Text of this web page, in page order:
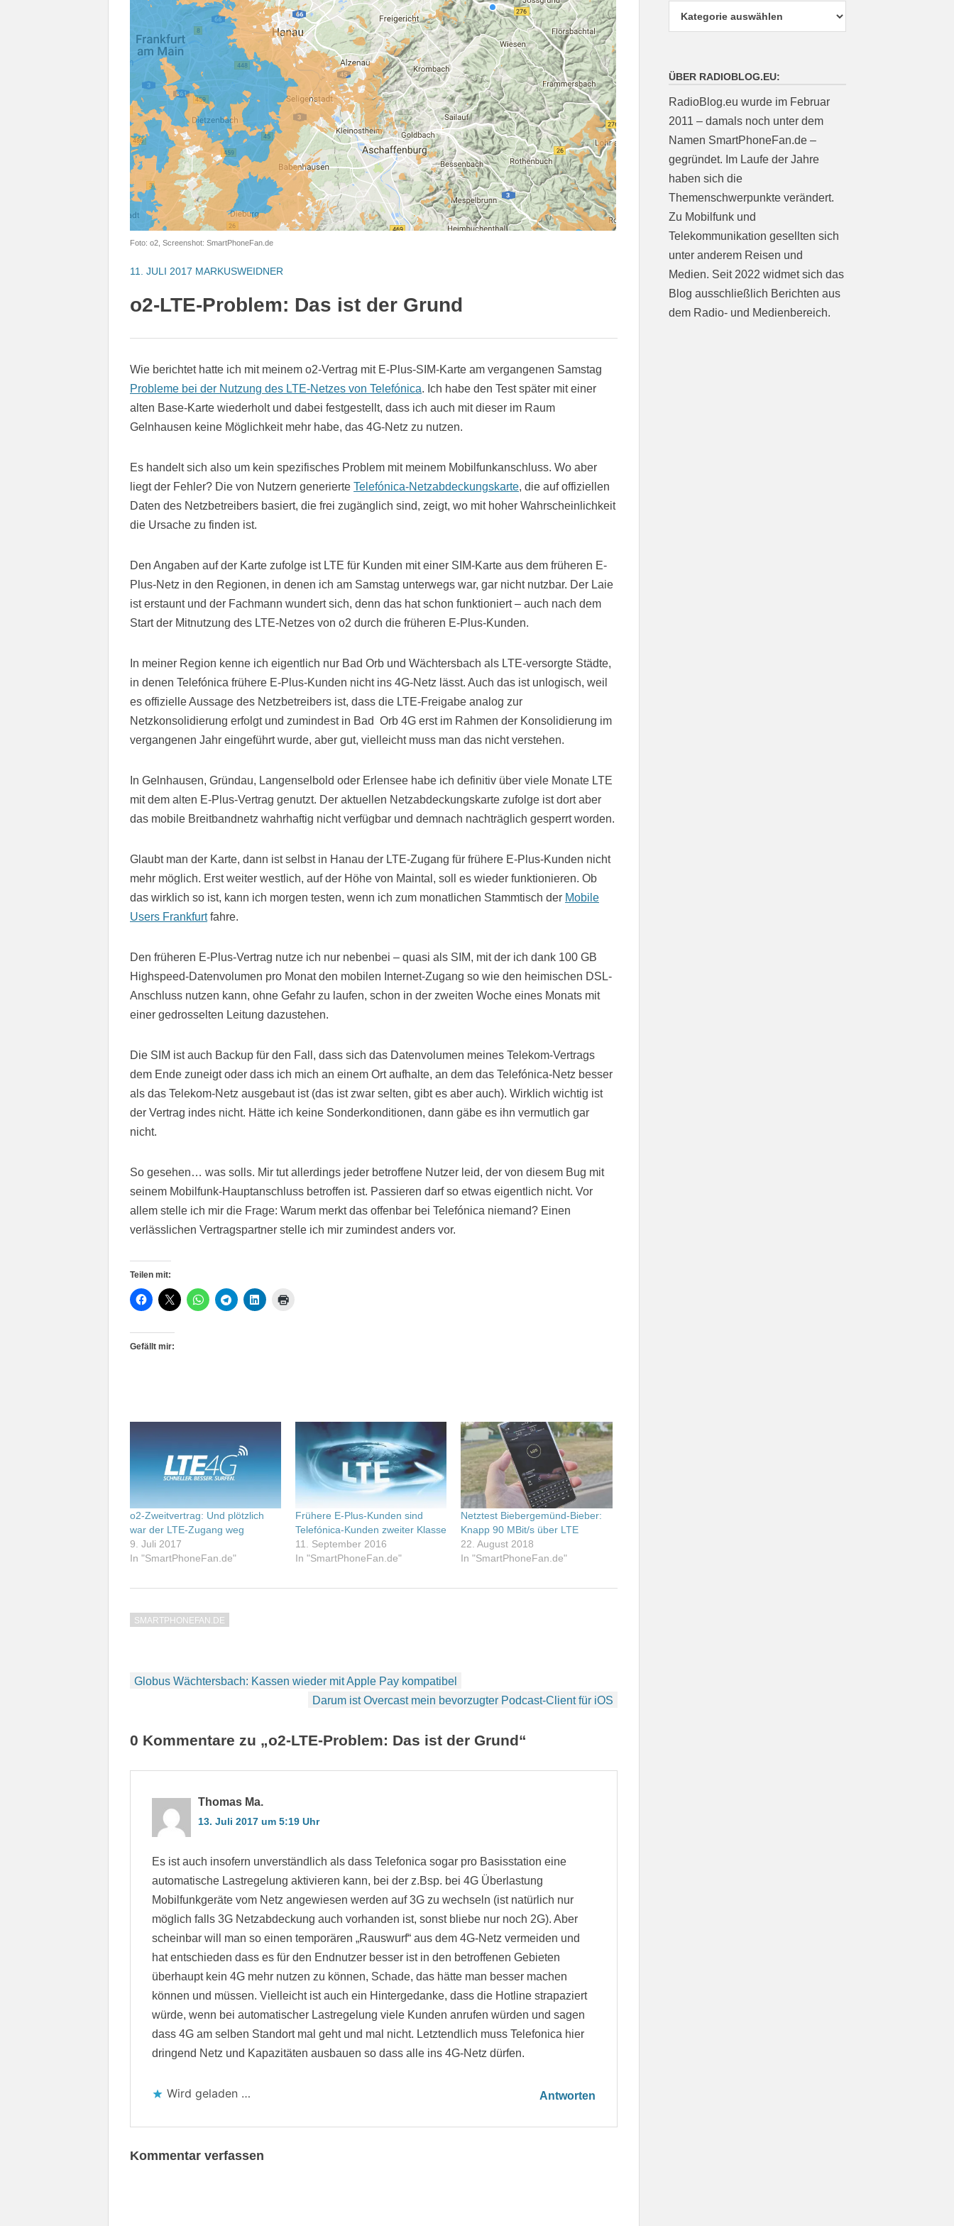
Foto: o2, Screenshot: SmartPhoneFan.de
11. JULI 2017 MARKUSWEIDNER
o2-LTE-Problem: Das ist der Grund
Wie berichtet hatte ich mit meinem o2-Vertrag mit E-Plus-SIM-Karte am vergangenen Samstag
Probleme bei der Nutzung des LTE-Netzes von Telefónica. Ich habe den Test später mit einer
alten Base-Karte wiederholt und dabei festgestellt, dass ich auch mit dieser im Raum
Gelnhausen keine Möglichkeit mehr habe, das 4G-Netz zu nutzen.
Es handelt sich also um kein spezifisches Problem mit meinem Mobilfunkanschluss. Wo aber
liegt der Fehler? Die von Nutzern generierte Telefónica-Netzabdeckungskarte, die auf offiziellen
Daten des Netzbetreibers basiert, die frei zugänglich sind, zeigt, wo mit hoher Wahrscheinlichkeit
die Ursache zu finden ist.
Den Angaben auf der Karte zufolge ist LTE für Kunden mit einer SIM-Karte aus dem früheren E-
Plus-Netz in den Regionen, in denen ich am Samstag unterwegs war, gar nicht nutzbar. Der Laie
ist erstaunt und der Fachmann wundert sich, denn das hat schon funktioniert – auch nach dem
Start der Mitnutzung des LTE-Netzes von o2 durch die früheren E-Plus-Kunden.
In meiner Region kenne ich eigentlich nur Bad Orb und Wächtersbach als LTE-versorgte Städte,
in denen Telefónica frühere E-Plus-Kunden nicht ins 4G-Netz lässt. Auch das ist unlogisch, weil
es offizielle Aussage des Netzbetreibers ist, dass die LTE-Freigabe analog zur
Netzkonsolidierung erfolgt und zumindest in Bad Orb 4G erst im Rahmen der Konsolidierung im
vergangenen Jahr eingeführt wurde, aber gut, vielleicht muss man das nicht verstehen.
In Gelnhausen, Gründau, Langenselbold oder Erlensee habe ich definitiv über viele Monate LTE
mit dem alten E-Plus-Vertrag genutzt. Der aktuellen Netzabdeckungskarte zufolge ist dort aber
das mobile Breitbandnetz wahrhaftig nicht verfügbar und demnach nachträglich gesperrt worden.
Glaubt man der Karte, dann ist selbst in Hanau der LTE-Zugang für frühere E-Plus-Kunden nicht
mehr möglich. Erst weiter westlich, auf der Höhe von Maintal, soll es wieder funktionieren. Ob
das wirklich so ist, kann ich morgen testen, wenn ich zum monatlichen Stammtisch der Mobile
Users Frankfurtfahre.
Den früheren E-Plus-Vertrag nutze ich nur nebenbei – quasi als SIM, mit der ich dank 100 GB
Highspeed-Datenvolumen pro Monat den mobilen Internet-Zugang so wie den heimischen DSL-
Anschluss nutzen kann, ohne Gefahr zu laufen, schon in der zweiten Woche eines Monats mit
einer gedrosselten Leitung dazustehen.
Die SIM ist auch Backup für den Fall, dass sich das Datenvolumen meines Telekom-Vertrags
dem Ende zuneigt oder dass ich mich an einem Ort aufhalte, an dem das Telefónica-Netz besser
als das Telekom-Netz ausgebaut ist (das ist zwar selten, gibt es aber auch). Wirklich wichtig ist
der Vertrag indes nicht. Hätte ich keine Sonderkonditionen, dann gäbe es ihn vermutlich gar
nicht.
So gesehen… was solls. Mir tut allerdings jeder betroffene Nutzer leid, der von diesem Bug mit
seinem Mobilfunk-Hauptanschluss betroffen ist. Passieren darf so etwas eigentlich nicht. Vor
allem stelle ich mir die Frage: Warum merkt das offenbar bei Telefónica niemand? Einen
verlässlichen Vertragspartner stelle ich mir zumindest anders vor.
Teilen mit:
Gefällt mir:
o2-Zweitvertrag: Und plötzlich
war der LTE-Zugang weg
9. Juli 2017
In "SmartPhoneFan.de"
Frühere E-Plus-Kunden sind
Telefónica-Kunden zweiter Klasse
11. September 2016
In "SmartPhoneFan.de"
Netztest Biebergemünd-Bieber:
Knapp 90 MBit/s über LTE
22. August 2018
In "SmartPhoneFan.de"
SMARTPHONEFAN.DE
Beitragsnavigation
Globus Wächtersbach: Kassen wieder mit Apple Pay kompatibel
Darum ist Overcast mein bevorzugter Podcast-Client für iOS
0 Kommentare zu „o2-LTE-Problem: Das ist der Grund“
Thomas Ma.
13. Juli 2017 um 5:19 Uhr
Es ist auch insofern unverständlich als dass Telefonica sogar pro Basisstation eine
automatische Lastregelung aktivieren kann, bei der z.Bsp. bei 4G Überlastung
Mobilfunkgeräte vom Netz angewiesen werden auf 3G zu wechseln (ist natürlich nur
möglich falls 3G Netzabdeckung auch vorhanden ist, sonst bliebe nur noch 2G). Aber
scheinbar will man so einen temporären „Rauswurf“ aus dem 4G-Netz vermeiden und
hat entschieden dass es für den Endnutzer besser ist in den betroffenen Gebieten
überhaupt kein 4G mehr nutzen zu können, Schade, das hätte man besser machen
können und müssen. Vielleicht ist auch ein Hintergedanke, dass die Hotline strapaziert
würde, wenn bei automatischer Lastregelung viele Kunden anrufen würden und sagen
dass 4G am selben Standort mal geht und mal nicht. Letztendlich muss Telefonica hier
dringend Netz und Kapazitäten ausbauen so dass alle ins 4G-Netz dürfen.
Wird geladen … Antworten
Kommentar verfassen
ÜBER RADIOBLOG.EU:
RadioBlog.eu wurde im Februar
2011 – damals noch unter dem
Namen SmartPhoneFan.de –
gegründet. Im Laufe der Jahre
haben sich die
Themenschwerpunkte verändert.
Zu Mobilfunk und
Telekommunikation gesellten sich
unter anderem Reisen und
Medien. Seit 2022 widmet sich das
Blog ausschließlich Berichten aus
dem Radio- und Medienbereich.